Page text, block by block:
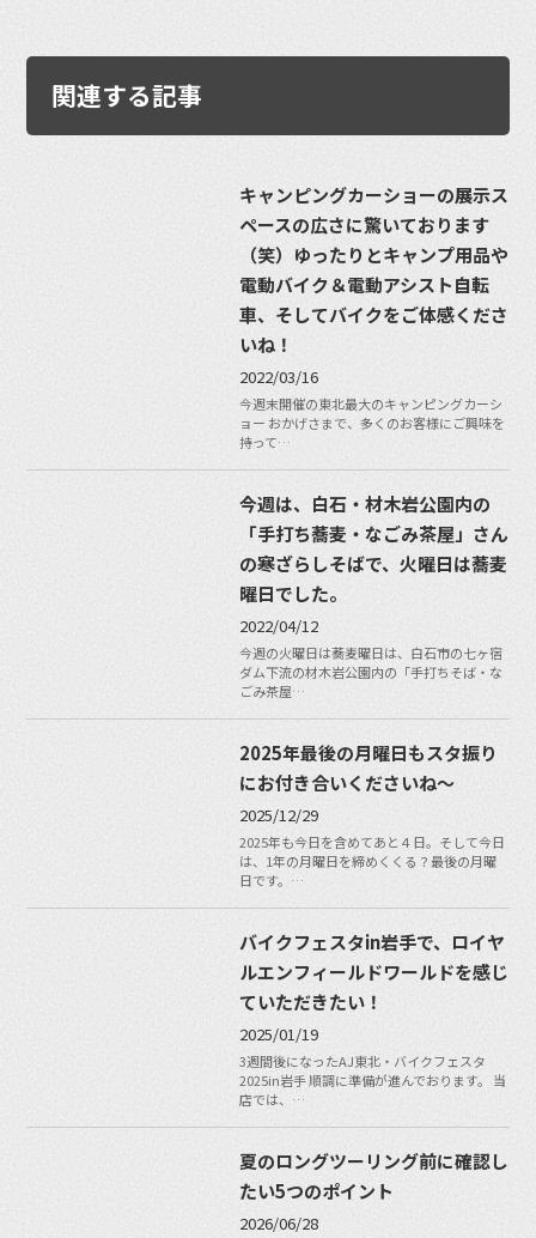
関連する記事
キャンピングカーショーの展示ス
ペースの広さに驚いております
（笑）ゆったりとキャンプ用品や
電動バイク＆電動アシスト自転
車、そしてバイクをご体感くださ
いね！
2022/03/16
今週末開催の東北最大のキャンピングカーシ
ョー おかげさまで、多くのお客様にご興味を
持って…
今週は、白石・材木岩公園内の
「手打ち蕎麦・なごみ茶屋」さん
の寒ざらしそばで、火曜日は蕎麦
曜日でした。
2022/04/12
今週の火曜日は蕎麦曜日は、白石市の七ヶ宿
ダム下流の材木岩公園内の「手打ちそば・な
ごみ茶屋…
2025年最後の月曜日もスタ振り
にお付き合いくださいね〜
2025/12/29
2025年も今日を含めてあと４日。そして今日
は、1年の月曜日を締めくくる？最後の月曜
日です。…
バイクフェスタin岩手で、ロイヤ
ルエンフィールドワールドを感じ
ていただきたい！
2025/01/19
3週間後になったAJ東北・バイクフェスタ
2025in岩手 順調に準備が進んでおります。 当
店では、…
夏のロングツーリング前に確認し
たい5つのポイント
2026/06/28